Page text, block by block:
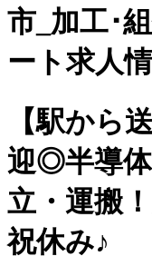
市_加工･
ート求人
【駅から
迎◎半導体
立・運搬
祝休み♪